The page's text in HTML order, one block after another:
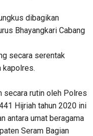
dibagikan
Bhayangkari Cabang
secara serentak
kapolres.
secara rutin oleh Polres
Hijriah tahun 2020 ini
antara umat beragama
Seram Bagian